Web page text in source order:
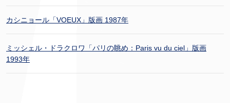
カシニョール「VOEUX」版画 1987年
ミッシェル・ドラクロワ「パリの眺め：Paris vu du ciel」版画
1993年